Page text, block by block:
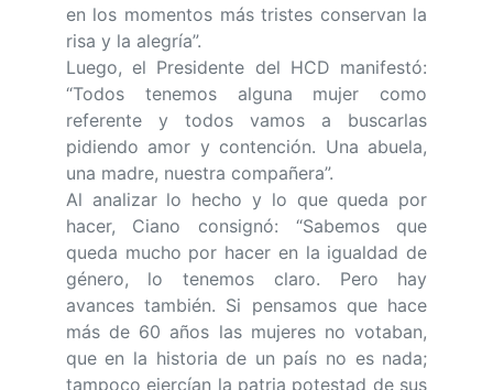
en los momentos más tristes conservan la
risa y la alegría”.
Luego, el Presidente del HCD manifestó:
“Todos tenemos alguna mujer como
referente y todos vamos a buscarlas
pidiendo amor y contención. Una abuela,
una madre, nuestra compañera”.
Al analizar lo hecho y lo que queda por
hacer, Ciano consignó: “Sabemos que
queda mucho por hacer en la igualdad de
género, lo tenemos claro. Pero hay
avances también. Si pensamos que hace
más de 60 años las mujeres no votaban,
que en la historia de un país no es nada;
tampoco ejercían la patria potestad de sus